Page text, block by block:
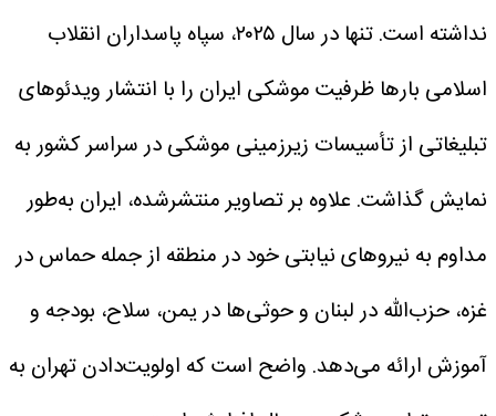
نداشته است. تنها در سال ۲۰۲۵، سپاه پاسداران انقلاب
اسلامی بارها ظرفیت موشکی ایران را با انتشار ویدئوهای
تبلیغاتی از تأسیسات زیرزمینی موشکی در سراسر کشور به
نمایش گذاشت. علاوه‌ بر تصاویر منتشرشده‌، ایران به‌طور
مداوم به نیروهای نیابتی خود در منطقه از جمله حماس در
غزه، حزب‌الله در لبنان و حوثی‌ها در یمن، سلاح، بودجه و
آموزش ارائه می‌دهد. واضح است که اولویت‌دادن تهران به